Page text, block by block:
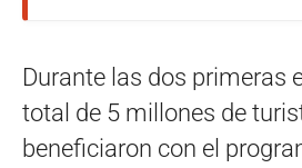
Durante las dos primeras
total de 5 millones de
beneficiaron con el